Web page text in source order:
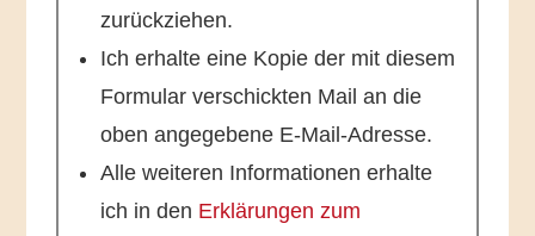
zurückziehen.
Ich erhalte eine Kopie der mit diesem
Formular verschickten Mail an die
oben angegebene E-Mail-Adresse.
Alle weiteren Informationen erhalte
ich in den Erklärungen zum